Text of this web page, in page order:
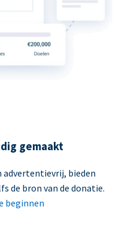
gemaakt
advertentievrij, bieden
de bron van de donatie.
beginnen